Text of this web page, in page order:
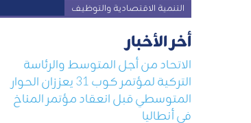
التنمية الاقتصادية والتوظيف
أخر الأخبار
الاتحاد من أجل المتوسط والرئاسة
التركية لمؤتمر كوب 31 يعززان الحوار
المتوسطي قبل انعقاد مؤتمر المناخ
في أنطاليا